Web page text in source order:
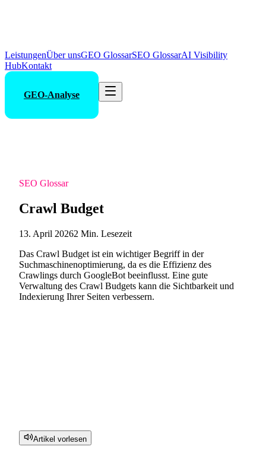
LeistungenÜber unsGEO GlossarSEO GlossarAI Visibility
HubKontakt
GEO-Analyse
SEO Glossar
Crawl Budget
13. April 20262 Min. Lesezeit
Das Crawl Budget ist ein wichtiger Begriff in der
Suchmaschinenoptimierung, da es die Effizienz des
Crawlings durch GoogleBot beeinflusst. Eine gute
Verwaltung des Crawl Budgets kann die Sichtbarkeit und
Indexierung Ihrer Seiten verbessern.
Artikel vorlesen